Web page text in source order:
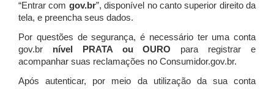
“Entrar com gov.br”, disponível no canto superior direito da
tela, e preencha seus dados.
Por questões de segurança, é necessário ter uma conta
gov.br nível PRATA ou OURO para registrar e
acompanhar suas reclamações no Consumidor.gov.br.
Após autenticar, por meio da utilização da sua conta